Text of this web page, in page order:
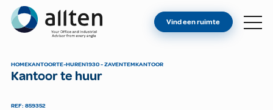
Allten
VIND EEN RUIMTE
Vind een ruimte
HOMEKANTOORTE-HUREN1930 - ZAVENTEMKANTOOR
Kantoor te huur
REF: 859352